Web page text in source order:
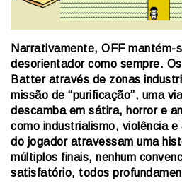
Narrativamente, OFF mantém-
desorientador como sempre.
Batter através de zonas
missão de “purificação”, uma
descamba em sátira, horror e
como industrialismo, violência
do jogador atravessam uma
múltiplos finais, nenhum
satisfatório, todos